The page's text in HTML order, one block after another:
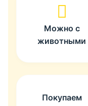
Можно с
животными
Покупаем